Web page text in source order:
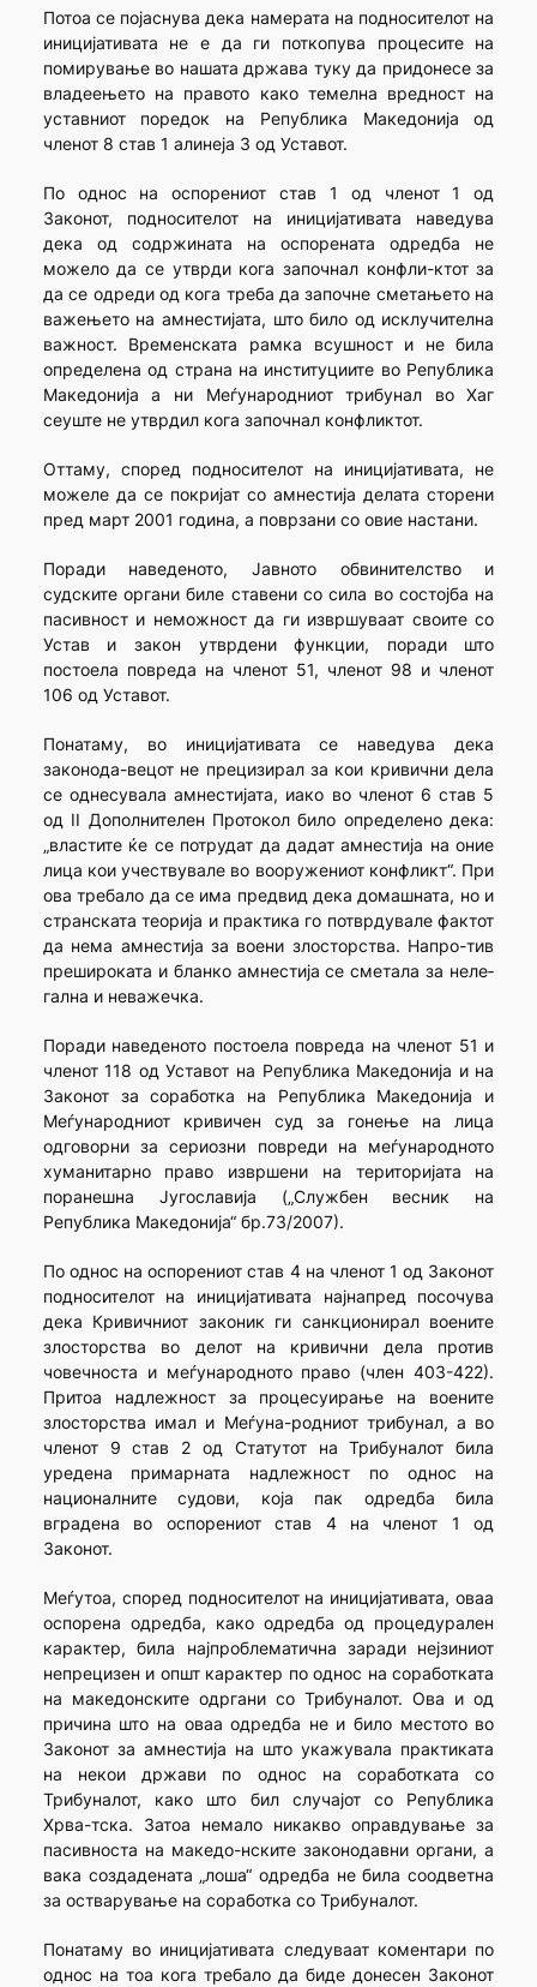
Потоа се појаснува дека намерата на подносителот на
иницијативата не е да ги поткопува процесите на
помирување во на­шата држава туку да придонесе за
владеењето на правото како темелна вредност на
уставниот поредок на Република Македонија од
членот 8 став 1 алинеја 3 од Уставот.
По однос на оспорениот став 1 од членот 1 од
Законот, подносителот на иницијативата наведува
дека од содржината на оспорената одредба не
можело да се утврди кога започнал конфли-ктот за
да се одреди од кога треба да започне сметањето на
важе­ње­то на амнестијата, што било од исклучителна
важност. Временската рамка всушност и не била
определена од страна на институциите во Република
Македонија а ни Меѓународниот трибунал во Хаг
сеуште не утврдил кога започнал конфликтот.
Оттаму, според подносителот на иницијативата, не
може­ле да се покријат со амнестија делата сторени
пред март 2001 година, а поврзани со овие настани.
Поради наведеното, Јавното обвинителство и
судските органи биле ставени со сила во состојба на
пасивност и неможност да ги извршуваат своите со
Устав и закон утврдени функции, поради што
постоела повреда на членот 51, членот 98 и членот
106 од Уставот.
Понатаму, во иницијативата се наведува дека
законода-вецот не прецизирал за кои кривични дела
се однесувала амнести­ја­та, иако во членот 6 став 5
од II Дополнителен Протокол било опре­де­лено дека:
„властите ќе се потрудат да дадат амнестија на оние
лица кои учествувале во вооружениот конфликт“. При
ова требало да се има предвид дека домашната, но и
странската теорија и практика го потврдувале фактот
да нема амнестија за воени злосторства. Напро-тив
прешироката и бланко амнестија се сметала за неле­
гална и неважечка.
Поради наведеното постоела повреда на членот 51 и
членот 118 од Уставот на Република Македонија и на
Законот за сора­бот­ка на Република Македонија и
Меѓународниот кривичен суд за гонење на лица
одговорни за сериозни повреди на меѓународното
хумани­тар­но право извршени на територијата на
поранешна Југославија („Служ­бен весник на
Република Македонија“ бр.73/2007).
По однос на оспорениот став 4 на членот 1 од Законот
подносителот на иницијативата најнапред посочува
дека Кривичниот законик ги санкционирал воените
злосторства во делот на кривични дела против
човечноста и меѓународното право (член 403-422).
Притоа надлежност за процесуирање на воените
злосторства имал и Меѓуна-родниот трибунал, а во
членот 9 став 2 од Статутот на Трибу­налот била
уредена примарната надлежност по однос на
национал­ните судови, која пак одредба била
вградена во оспорениот став 4 на членот 1 од
Законот.
Меѓутоа, според подносителот на иницијативата, оваа
оспорена одредба, како одредба од процедурален
карактер, била нај­проблематична заради нејзиниот
непрецизен и општ карактер по однос на соработката
на македонските одргани со Трибуналот. Ова и од
причина што на оваа одредба не и било местото во
Законот за амнестија на што укажувала практиката
на некои држави по однос на соработката со
Трибуналот, како што бил случајот со Република
Хрва-тска. Затоа немало никакво оправдување за
пасивноста на македо-нските законодавни органи, а
вака создадената „лоша“ одредба не била соодветна
за остварување на соработка со Трибуналот.
Понатаму во иницијативата следуваат коментари по
однос на тоа кога требало да биде донесен Законот